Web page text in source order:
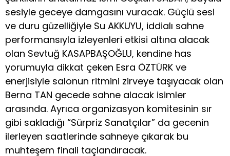
sesiyle geceye damgasını vuracak. Güçlü sesi
ve duru güzelliğiyle Su AKKUYU, iddialı sahne
performansıyla izleyenleri etkisi altına alacak
olan Sevtuğ KASAPBAŞOĞLU, kendine has
yorumuyla dikkat çeken Esra ÖZTÜRK ve
enerjisiyle salonun ritmini zirveye taşıyacak olan
Berna TAN gecede sahne alacak isimler
arasında. Ayrıca organizasyon komitesinin sır
gibi sakladığı “Sürpriz Sanatçılar” da gecenin
ilerleyen saatlerinde sahneye çıkarak bu
muhteşem finali taçlandıracak.